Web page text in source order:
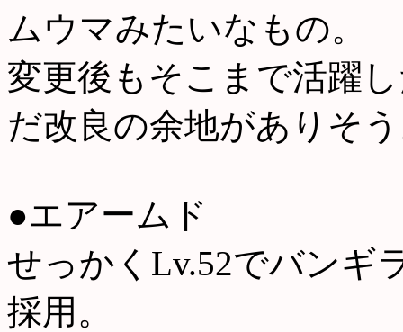
ムウマみたいなもの。
変更後もそこまで活躍
だ改良の余地がありそ
●エアームド
せっかくLv.52でバンギ
採用。